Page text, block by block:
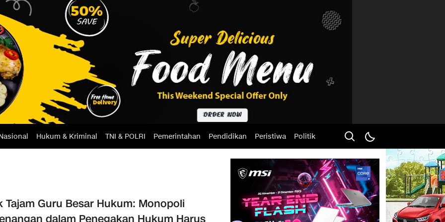
Hukum & Kriminal TNI & POLRI Pemerintahan Pendidikan Peristiwa Politik
Tajam Guru Besar Hukum: Monopoli